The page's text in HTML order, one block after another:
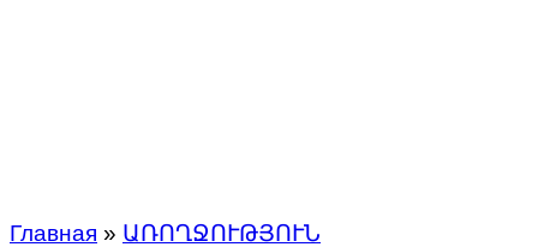
Главная » ԱՌՈՂՋՈՒԹՅՈՒՆ